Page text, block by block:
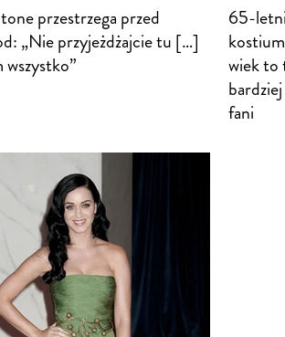
przestrzega przed
„Nie przyjeżdżajcie tu […]
wszystko”
65-
wiek to
fani